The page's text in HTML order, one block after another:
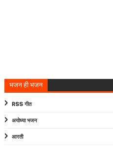
भजन ही भजन
RSS गीत
अयोध्या भजन
आरती